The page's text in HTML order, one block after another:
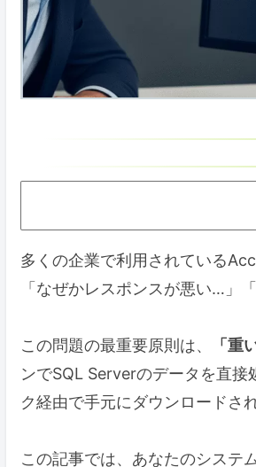
多くの企業で利用されている
「なぜかレスポンスが悪い…」
この問題の最重要原則は、 「重
ンでSQL Serverのデータを直
ク経由で手元にダウンロードさ
この記事では、あなたのシステ